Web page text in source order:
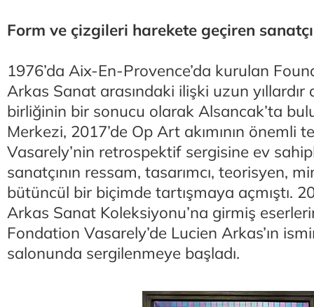
Form ve çizgileri harekete geçiren
1976’da Aix-En-Provence’da kurulan
Arkas Sanat arasındaki ilişki uzun
birliğinin bir sonucu olarak Alsancak’ta
Merkezi, 2017’de Op Art akımının önemli
Vasarely’nin retrospektif sergisine ev
sanatçının ressam, tasarımcı, teorisyen,
bütüncül bir biçimde tartışmaya açmıştı.
Arkas Sanat Koleksiyonu’na girmiş
Fondation Vasarely’de Lucien Arkas’ın
salonunda sergilenmeye başladı.